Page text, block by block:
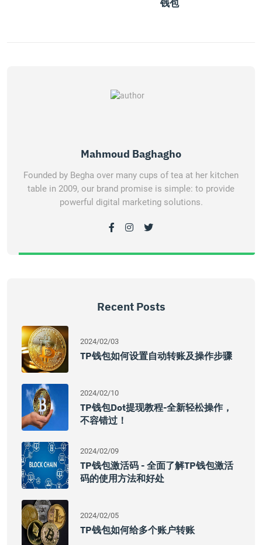
钱包
Mahmoud Baghagho
Founded by Begha over many cups of tea at her kitchen
table in 2009, our brand promise is simple: to provide
powerful digital marketing solutions.
Recent Posts
2024/02/03
TP钱包如何设置自动转账及操作步骤
2024/02/10
TP钱包Dot提现教程-全新轻松操作，
不容错过！
2024/02/09
TP钱包激活码 - 全面了解TP钱包激活
码的使用方法和好处
2024/02/05
TP钱包如何给多个账户转账